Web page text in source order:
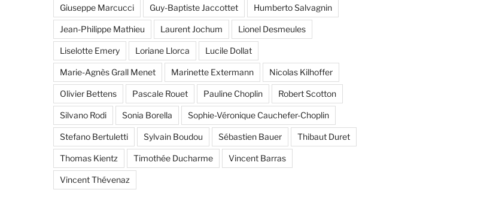
Giuseppe Marcucci Guy-Baptiste Jaccottet Humberto Salvagnin
Jean-Philippe Mathieu Laurent Jochum Lionel Desmeules
Liselotte Emery Loriane Llorca Lucile Dollat
Marie-Agnès Grall Menet Marinette Extermann Nicolas Kilhoffer
Olivier Bettens Pascale Rouet Pauline Choplin Robert Scotton
Silvano Rodi Sonia Borella Sophie-Véronique Cauchefer-Choplin
Stefano Bertuletti Sylvain Boudou Sébastien Bauer Thibaut Duret
Thomas Kientz Timothée Ducharme Vincent Barras
Vincent Thévenaz